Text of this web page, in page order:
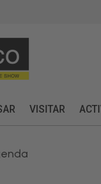
VISITAR